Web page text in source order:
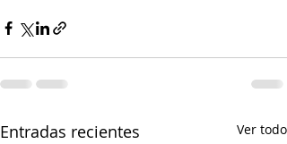
Entradas recientes Ver todo